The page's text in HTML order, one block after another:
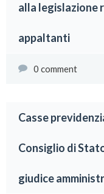
alla legislazione
appaltanti
0 comment
Casse
Consiglio di
giudice